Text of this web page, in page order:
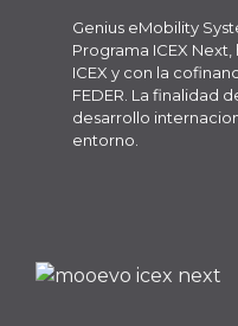
Genius eMobility
Programa ICEX
ICEX y con la
FEDER. La finalidad
desarrollo
entorno.